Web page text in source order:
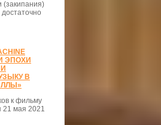
(закипания)
ЭПОХИ
В
к фильму
21 мая 2021